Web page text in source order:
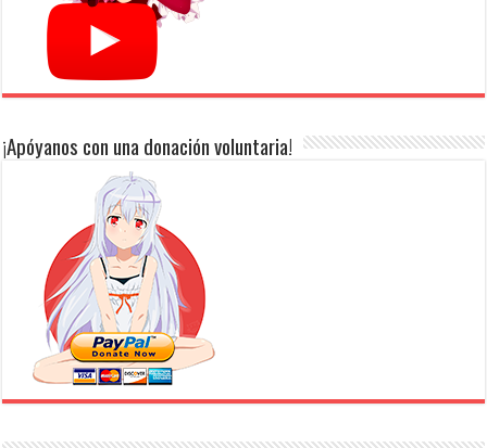
¡Apóyanos con una donación voluntaria!